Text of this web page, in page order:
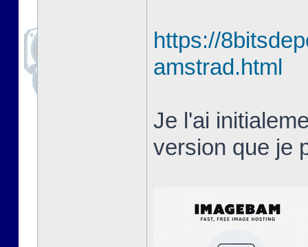
https://
amstrad.html
Je l'ai
version que je